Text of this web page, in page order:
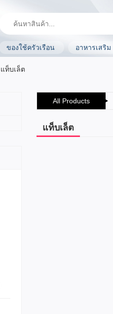
ของใช้ครัวเรือน อาหารเสริม
แท็บเล็ต
All Products
แท็บเล็ต